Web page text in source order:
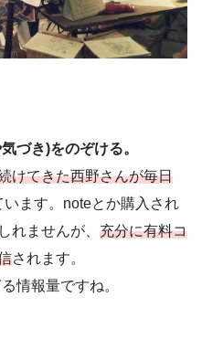
づき)をのぞける。
けてきた西野さんが毎日
います。noteとか購入され
れませんが、 充分に有料コ
されます。
情報量ですね。